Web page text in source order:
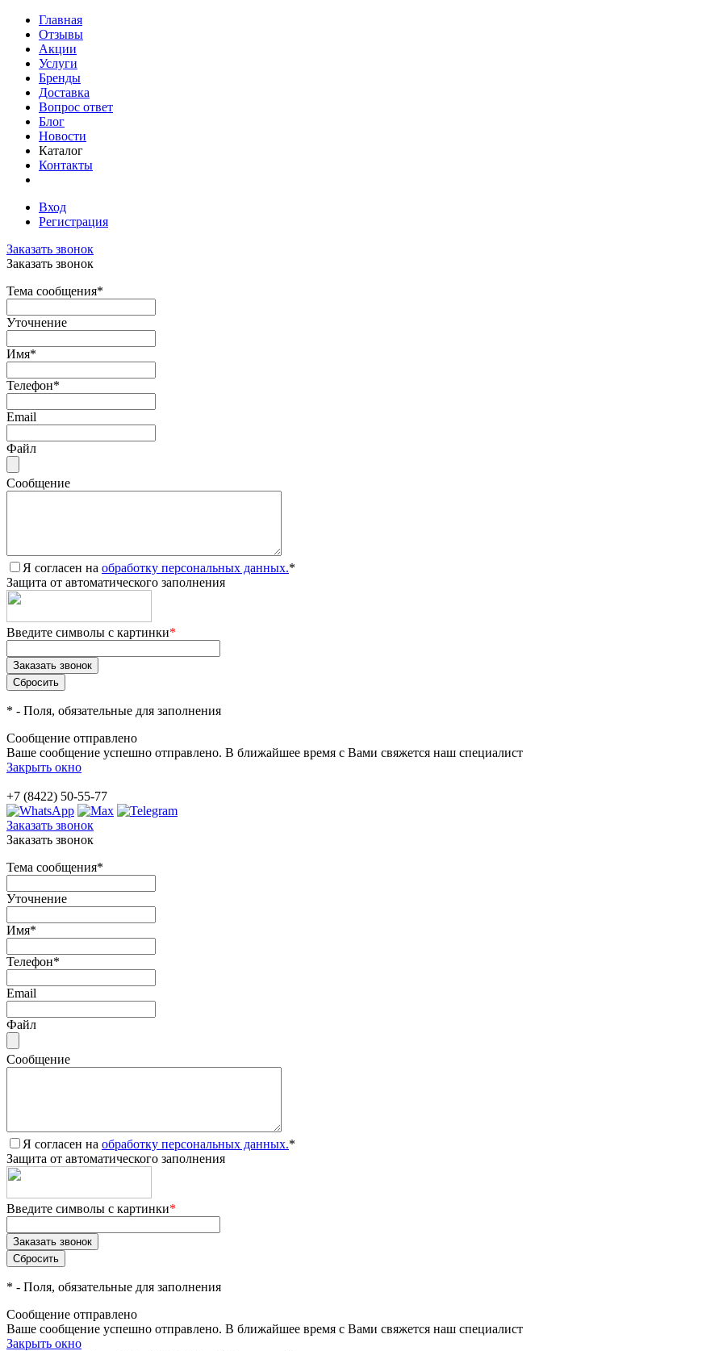
Главная
Отзывы
Акции
Услуги
Бренды
Доставка
Вопрос ответ
Блог
Новости
Каталог
Контакты
Вход
Регистрация
Заказать звонок
Заказать звонок
Тема сообщения*
Уточнение
Имя*
Телефон*
Email
Файл
Сообщение
Я согласен на обработку персональных данных.*
Защита от автоматического заполнения
Введите символы с картинки*
* - Поля, обязательные для заполнения
Сообщение отправлено
Ваше сообщение успешно отправлено. В ближайшее время с Вами свяжется наш специалист
Закрыть окно
+7 (8422) 50-55-77
Заказать звонок
Заказать звонок
Тема сообщения*
Уточнение
Имя*
Телефон*
Email
Файл
Сообщение
Я согласен на обработку персональных данных.*
Защита от автоматического заполнения
Введите символы с картинки*
* - Поля, обязательные для заполнения
Сообщение отправлено
Ваше сообщение успешно отправлено. В ближайшее время с Вами свяжется наш специалист
Закрыть окно